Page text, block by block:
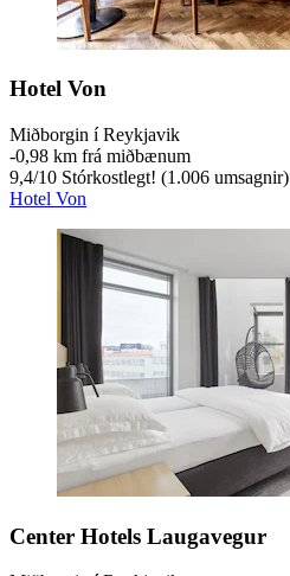
Hotel Von
Miðborgin í Reykjavik
‐0,98 km frá miðbænum
9,4/10 Stórkostlegt! (1.006 umsagnir)
Hotel Von
Center Hotels Laugavegur